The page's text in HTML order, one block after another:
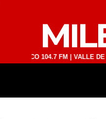
104.7 FM | VALLE DE